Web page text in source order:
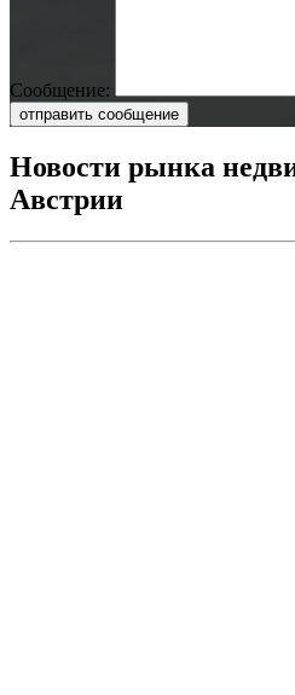
Сообщение:
отправить сообщение
Новости рынка
Австрии